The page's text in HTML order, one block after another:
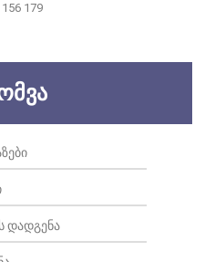
156 179
ᲓᲐᲓᲒᲔᲜᲐ